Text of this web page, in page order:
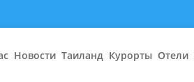
Новости Таиланд Курорты Отели